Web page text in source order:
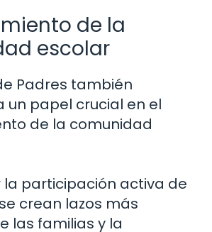
de la
escolar
Padres también
un papel crucial en el
de la comunidad
participación activa de
crean lazos más
las familias y la